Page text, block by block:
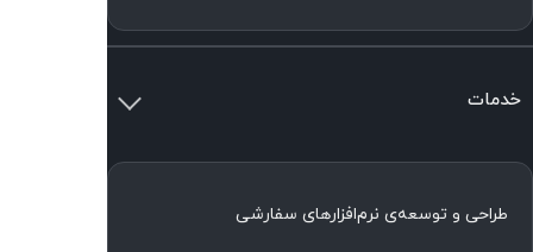
خدمات
طراحی و توسعه‌ی نرم‌افزارهای سفارشی